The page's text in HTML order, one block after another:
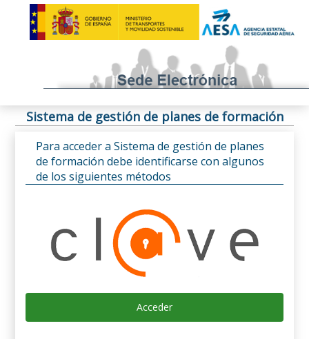
Sistema de gestión de planes de formación
Para acceder a Sistema de gestión de planes
de formación debe identificarse con algunos
de los siguientes métodos
Acceder